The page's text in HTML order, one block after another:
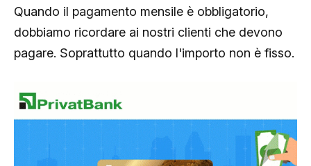
Quando il pagamento mensile è obbligatorio,
dobbiamo ricordare ai nostri clienti che devono
pagare. Soprattutto quando l'importo non è fisso.